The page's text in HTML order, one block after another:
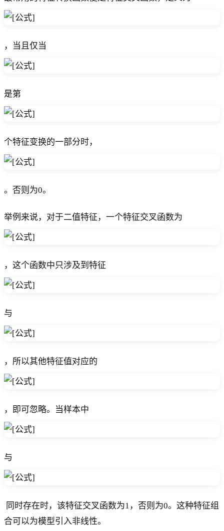
，当且仅当
是第
个特征变换的一部分时，
。否则为0。
举例来说，对于二值特征，一个特征交叉函数为
，这个函数中只涉及到特征
与
，所以其他特征值对应的
，即可忽略。当样本中
与
​ 同时存在时，该特征交叉函数为1，否则为0。这种特征组
合可以为模型引入非线性。